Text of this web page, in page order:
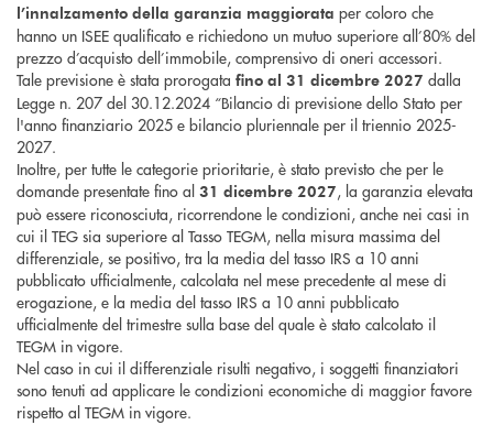
l’innalzamento della garanzia maggiorata per coloro che
hanno un ISEE qualificato e richiedono un mutuo superiore all’80% del
prezzo d’acquisto dell’immobile, comprensivo di oneri accessori.
Tale previsione è stata prorogata fino al 31 dicembre 2027 dalla
Legge n. 207 del 30.12.2024 “Bilancio di previsione dello Stato per
l'anno finanziario 2025 e bilancio pluriennale per il triennio 2025-
2027.
Inoltre, per tutte le categorie prioritarie, è stato previsto che per le
domande presentate fino al 31 dicembre 2027, la garanzia elevata
può essere riconosciuta, ricorrendone le condizioni, anche nei casi in
cui il TEG sia superiore al Tasso TEGM, nella misura massima del
differenziale, se positivo, tra la media del tasso IRS a 10 anni
pubblicato ufficialmente, calcolata nel mese precedente al mese di
erogazione, e la media del tasso IRS a 10 anni pubblicato
ufficialmente del trimestre sulla base del quale è stato calcolato il
TEGM in vigore.
Nel caso in cui il differenziale risulti negativo, i soggetti finanziatori
sono tenuti ad applicare le condizioni economiche di maggior favore
rispetto al TEGM in vigore.